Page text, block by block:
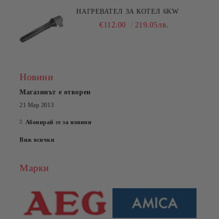
НАГРЕВАТЕЛ ЗА КОТЕЛ 6KW
€112.00 219.05лв.
Новини
Магазинът е отворен
21 Мар 2013
Абонирай се за новини
Виж всички
Марки